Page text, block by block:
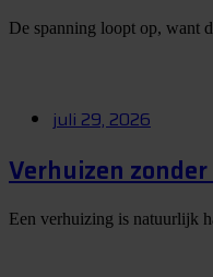
De spanning loopt op, want
juli 29, 2026
Verhuizen
Een verhuizing is natuurlijk